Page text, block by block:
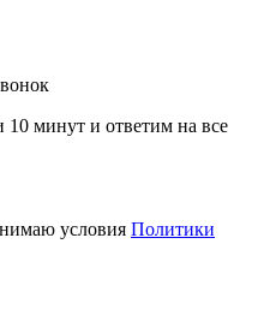
минут и ответим на все
условия Политики